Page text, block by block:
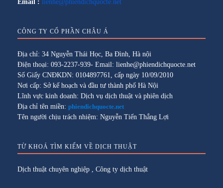
Email : lienhe@phiendichquocte.net
CÔNG TY CỔ PHẦN CHÂU Á
Địa chỉ: 34 Nguyễn Thái Học, Ba Đình, Hà nội
Điện thoại: 093-2237-939- Email: lienhe@phiendichquocte.net
Số Giấy CNĐKDN: 0104897761, cấp ngày 10/09/2010
Nơi cấp: Sở kế hoạch và đầu tư thành phố Hà Nội
Lĩnh vực kinh doanh: Dịch vụ dịch thuật và phiên dịch
Địa chỉ tên miền: phiendichquocte.net
Tên người chịu trách nhiệm: Nguyễn Tiến Thắng Lợi
TỪ KHOÁ TÌM KIẾM VỀ DỊCH THUẬT
Dịch thuật chuyên nghiệp , Công ty dịch thuật